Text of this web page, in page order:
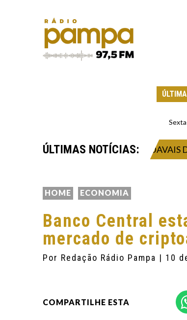
ÚLTIMAS NOTÍCIAS:
TEMPORAL INTENSO E VENDAVAIS DE
HOME ECONOMIA
Banco Central
mercado de
Por Redação Rádio Pampa | 10
COMPARTILHE ESTA